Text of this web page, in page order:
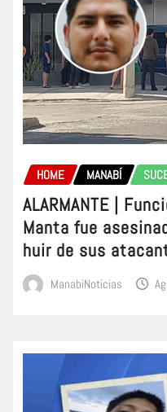
HOME MANABÍ
ALARMANTE |
Manta fue
huir de sus
ManabiNoticias